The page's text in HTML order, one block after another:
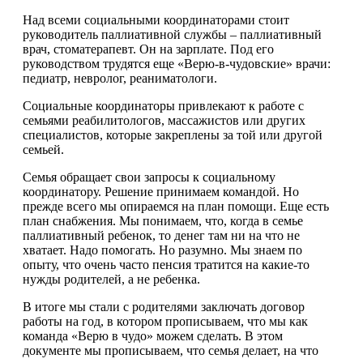
Над всеми социальными координаторами стоит
руководитель паллиативной службы – паллиативный
врач, стоматерапевт. Он на зарплате. Под его
руководством трудятся еще «Верю-в-чудовские» врачи:
педиатр, невролог, реаниматологи.
Социальные координаторы привлекают к работе с
семьями реабилитологов, массажистов или других
специалистов, которые закреплены за той или другой
семьей.
Семья обращает свои запросы к социальному
координатору. Решение принимаем командой. Но
прежде всего мы опираемся на план помощи. Еще есть
план снабжения. Мы понимаем, что, когда в семье
паллиативный ребенок, то денег там ни на что не
хватает. Надо помогать. Но разумно. Мы знаем по
опыту, что очень часто пенсия тратится на какие-то
нужды родителей, а не ребенка.
В итоге мы стали с родителями заключать договор
работы на год, в котором прописываем, что мы как
команда «Верю в чудо» можем сделать. В этом
документе мы прописываем, что семья делает, на что